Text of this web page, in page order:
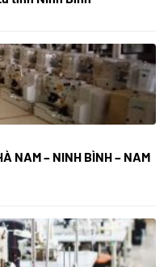
NAM – NINH BÌNH – NAM